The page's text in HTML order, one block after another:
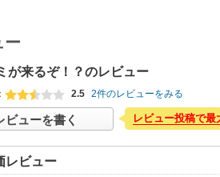
ー
が来るぞ！？のレビュー
2.5 2件のレビューをみる
ビューを書く レビュー投稿で最
レビュー